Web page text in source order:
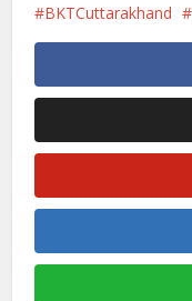
BKTCuttarakhand